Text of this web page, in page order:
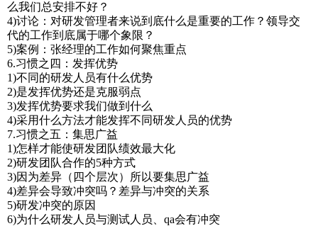
么我们总安排不好？
4)讨论：对研发管理者来说到底什么是重要的工作？领导交
代的工作到底属于哪个象限？
5)案例：张经理的工作如何聚焦重点
6.习惯之四：发挥优势
1)不同的研发人员有什么优势
2)是发挥优势还是克服弱点
3)发挥优势要求我们做到什么
4)采用什么方法才能发挥不同研发人员的优势
7.习惯之五：集思广益
1)怎样才能使研发团队绩效最大化
2)研发团队合作的5种方式
3)因为差异（四个层次）所以要集思广益
4)差异会导致冲突吗？差异与冲突的关系
5)研发冲突的原因
6)为什么研发人员与测试人员、qa会有冲突